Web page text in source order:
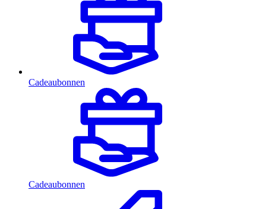
Cadeaubonnen
Cadeaubonnen